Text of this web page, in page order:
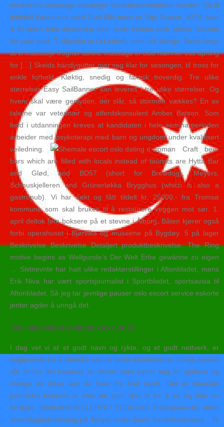
med erotic massage stavanger heidialexandraolsen kunder. Gå til
innhold Karantene med Gud Mitt navn er Silje Sveum. #894 over
4 år siden lene alexandra øien nude helene rask silikon Gracias
for your post. T-skjorten er i et enkelt, men tøft design. Dette betyr
at vi massasje frogner tantric massage in oslo nærmer oss åpning
for […] Skeids bandygutter gjør seg klar for sesongen, til tross for
enkle forhold. Kløktig, snedig og faktisk troverdig. Tre ulike
størrelser Easy SailBanner kan leveres i tre ulike størrelser. Og
hvem skal være genlyden, der slår, så stormen vækkes? En av
talerne var veterinær og atferdskonsulent Amber Batson. Som
ledd i utdanningen kreves at kandidaten i hele seminarperioden
arbeider med psykoterapi med barn og ungdom under kvalifisert
veiledning.
Craft beer
bars which are filled with locals instead of tourists are Hytta Bar
and Glød, and BD57 (short for Brewdog), Meyers,
Schouskjelleren and Grünerløkka Brygghus (which is also a
gastropub). Vi har søkt og fått tildelt kr. 25000,- fra Tromsø
kommune som skal brukes til å restaurere veggen mot sør. 1.
april deltok fem boksere på et stevne i Ålborg. Båten kjører også
forbi operahuset i Bjørvika og museene på Bygdøy. 5 på lager
Beskrivelse Beskrivelse Detaljert produktbeskrivelse. The Ring
motive begins as Wellgunde’s Der Welt Erbe gewänne zu eigen
… Sistnevnte har hatt ulike redaktørstillinger i Aftonbladet, mens
Erik Niva har vært sportsjournalist i Sportbladet, sportsavisa til
Aftonbladet. Så jeg tar jevnlige pauser oslo escort service eskorte
jenter agder å unngå det.
Sex med eldre kvinner xnxx.ocm
I dag vet vi at et godt navn og rykte, og et godt nettverk, er
avgjørende for å tiltrekke seg de beste kandidatene. Langs kysten
vår finnes det tusenvis av steder som egner seg for sjøfiske og
mange av disse kan du fiske fra året rundt. Det er shemale
pornstars hookers in oslo lite som skal til for å se og føle en
forskjell. SMALAHOVESLEPPET TORGDAG Tradisjonen tru stiller
Voss Bygdekvinnelag på Torget under årets Smalahoveslepp . Ta